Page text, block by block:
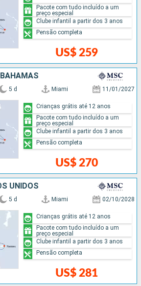
US$ 259
Pacote com tudo incluído a um
preço especial
Clube infantil a partir dos 3 anos
Pensão completa
5 d Miami 11/01/2027
US$ 270
Crianças grátis até 12 anos
Pacote com tudo incluído a um
preço especial
Clube infantil a partir dos 3 anos
Pensão completa
UNIDOS
5 d Miami 02/10/2028
US$ 281
Crianças grátis até 12 anos
Pacote com tudo incluído a um
preço especial
Clube infantil a partir dos 3 anos
Pensão completa